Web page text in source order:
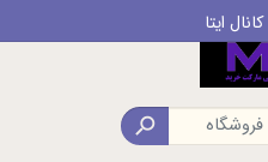
کانال ایتا
